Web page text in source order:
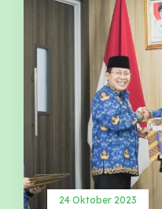
24 Oktober 2023